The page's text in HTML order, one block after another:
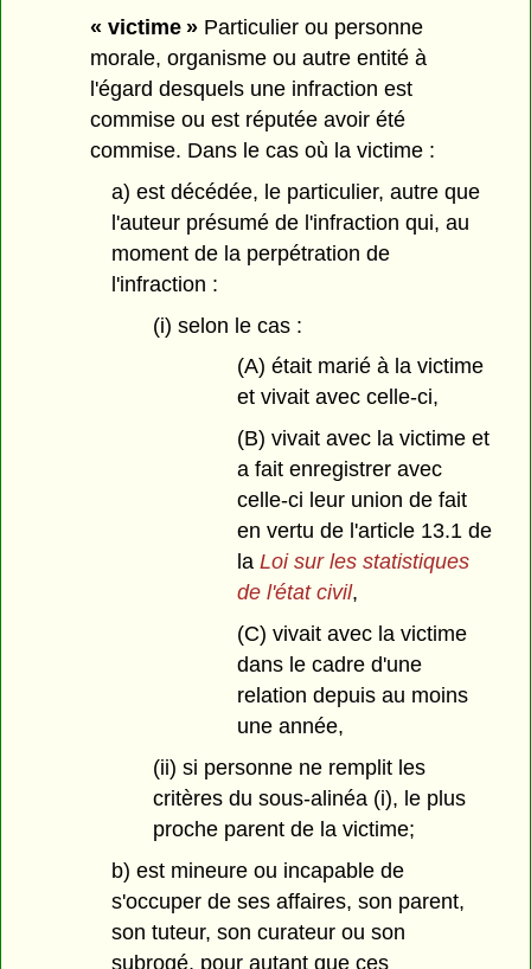
« victime » Particulier ou personne
morale, organisme ou autre entité à
l'égard desquels une infraction est
commise ou est réputée avoir été
commise. Dans le cas où la victime :
a) est décédée, le particulier, autre que
l'auteur présumé de l'infraction qui, au
moment de la perpétration de
l'infraction :
(i) selon le cas :
(A) était marié à la victime
et vivait avec celle-ci,
(B) vivait avec la victime et
a fait enregistrer avec
celle-ci leur union de fait
en vertu de l'article 13.1 de
la Loi sur les statistiques
de l'état civil,
(C) vivait avec la victime
dans le cadre d'une
relation depuis au moins
une année,
(ii) si personne ne remplit les
critères du sous-alinéa (i), le plus
proche parent de la victime;
b) est mineure ou incapable de
s'occuper de ses affaires, son parent,
son tuteur, son curateur ou son
subrogé, pour autant que ces